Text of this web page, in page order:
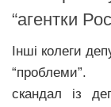
Політика
Світ
Цікаво
“агентки
Інші колеги
“проблеми”.
скандал із